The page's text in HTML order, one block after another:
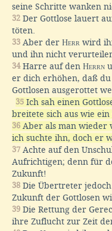
seine Schritte wanken
32 Der Gottlose lauert
töten.
33 Aber der Herr wird
und ihn nicht
34Harre auf den Herrn
er dich erhöhen, daß
Gottlosen ausgerottet
35 Ich sah einen
breitete sich aus wie
36 Aber als man wieder
ich suchte ihn, doch er
37 Achte auf den
Aufrichtigen; denn für
Zukunft!
38 Die Übertreter
Zukunft der Gottlosen
39 Die Rettung der
ihre Zuflucht zur Zeit